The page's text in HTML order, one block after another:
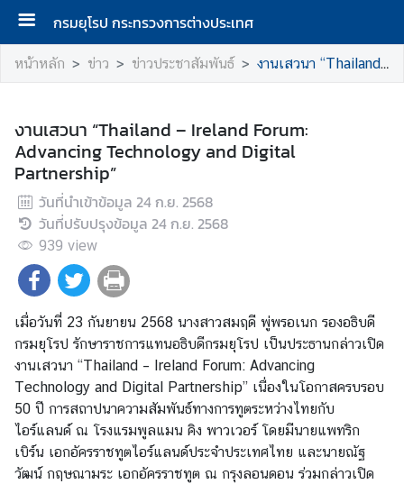
กรมยุโรป กระทรวงการต่างประเทศ
ห
แ
ร
ก
ก
ร
ม
ยุ
โ
ร
ป
ก
า
ร
ป
ฏิ
หน้าหลัก ข่าว ข่าวประชาสัมพันธ์ งานเสวนา “Thailand – Ireland Forum: Advancing Technology and Digital Partnership”
งานเสวนา “Thailand – Ireland Forum:
Advancing Technology and Digital
Partnership”
วันที่นำเข้าข้อมูล 24 ก.ย. 2568
วันที่ปรับปรุงข้อมูล 24 ก.ย. 2568
939 view
เมื่อวันที่ 23 กันยายน 2568 นางสาวสมฤดี พู่พรอเนก รองอธิบดี
กรมยุโรป รักษาราชการแทนอธิบดีกรมยุโรป เป็นประธานกล่าวเปิด
งานเสวนา “Thailand – Ireland Forum: Advancing
Technology and Digital Partnership” เนื่องในโอกาสครบรอบ
50 ปี การสถาปนาความสัมพันธ์ทางการทูตระหว่างไทยกับ
ไอร์แลนด์ ณ โรงแรมพูลแมน คิง พาวเวอร์ โดยมีนายแพทริก
เบิร์น เอกอัครราชทูตไอร์แลนด์ประจำประเทศไทย และนายณัฐ
วัฒน์ กฤษณามระ เอกอัครราชทูต ณ กรุงลอนดอน ร่วมกล่าวเปิด